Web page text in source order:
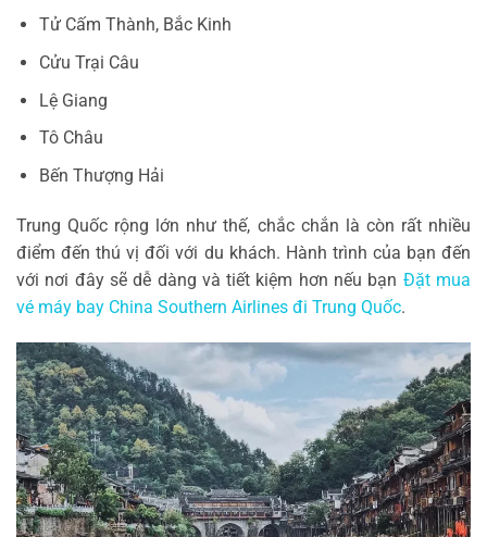
Tử Cấm Thành, Bắc Kinh
Cửu Trại Câu
Lệ Giang
Tô Châu
Bến Thượng Hải
Trung Quốc rộng lớn như thế, chắc chắn là còn rất nhiều
điểm đến thú vị đối với du khách. Hành trình của bạn đến
với nơi đây sẽ dễ dàng và tiết kiệm hơn nếu bạn Đặt mua
vé máy bay China Southern Airlines đi Trung Quốc.